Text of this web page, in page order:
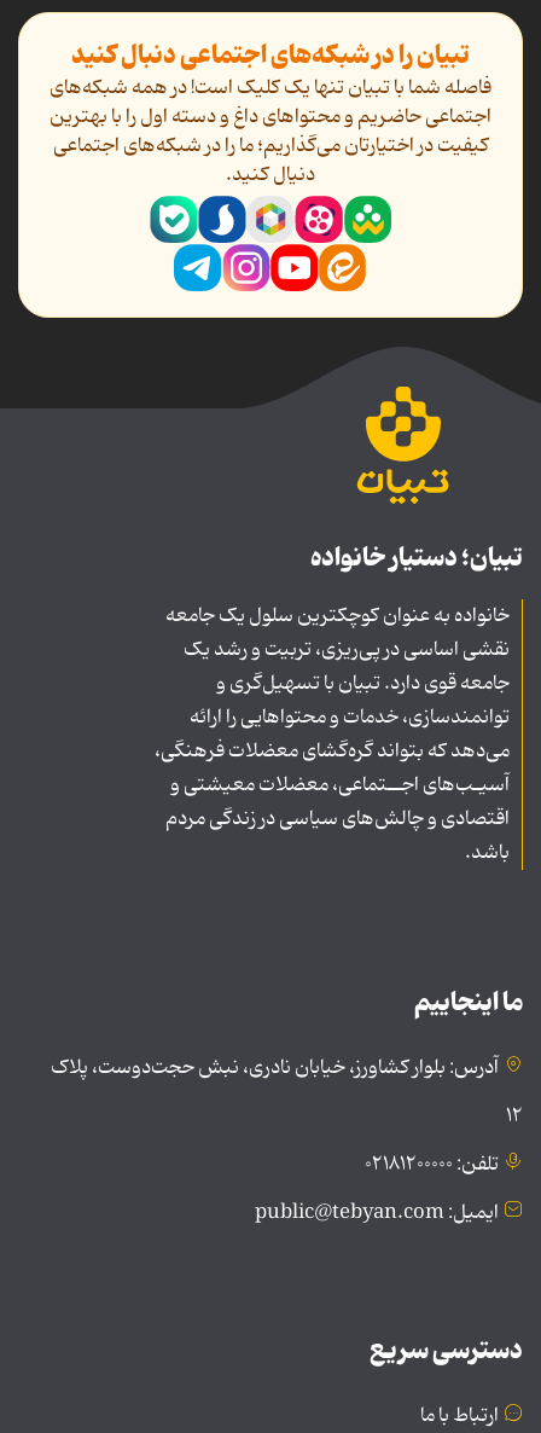
تبیان را در شبکه‌های اجتماعی دنبال کنید
فاصله شما با تبیان تنها یک کلیک است! در همه شبکه‌های
اجتماعی حاضریم و محتواهای داغ و دسته اول را با بهترین
کیفیت در اختیارتان می‌گذاریم؛ ما را در شبکه‌های اجتماعی
دنیال کنید.
تبیان؛ دستیار خانواده
خانواده به عنوان کوچکترین سلول یک جامعه
نقشی اساسی در پی‌ریزی، تربیت و رشد یک
جامعه قوی دارد. تبیان با تسهیل‌گری و
توانمندسازی، خدمات و محتواهایی را ارائه
می‌دهد که بتواند گره‌گشای معضلات فرهنگی،
آسیـب‌های اجــتماعی، معضلات معیشتی و
اقتصادی و چالش‌های سیاسی در زندگی مردم
باشد.
ما اینجاییم
آدرس: بلوار کشاورز، خیابان نادری، نبش حجت‌دوست، پلاک
۱۲
تلفن: ۰۲۱۸۱۲۰۰۰۰۰
ایمیل: public@tebyan.com
دسترسی سریع
ارتباط با ما